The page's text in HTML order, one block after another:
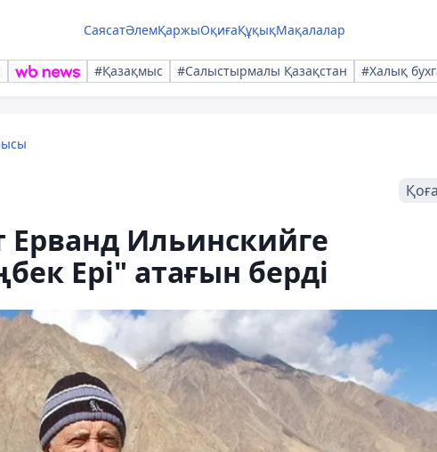
СаясатӘлемҚаржыОқиғаҚұқықМақалалар
#Қазақмыс #Салыстырмалы Қазақстан #Халық
Ерванд Ильинскийге
Ері" атағын берді